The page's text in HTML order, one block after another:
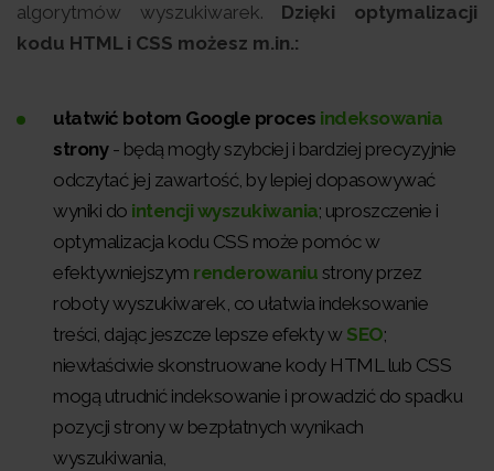
algorytmów wyszukiwarek. Dzięki optymalizacji
kodu HTML i CSS możesz m.in.:
ułatwić botom Google proces indeksowania
strony- będą mogły szybciej i bardziej precyzyjnie
odczytać jej zawartość, by lepiej dopasowywać
wyniki do intencji wyszukiwania; uproszczenie i
optymalizacja kodu CSS może pomóc w
efektywniejszym renderowaniu strony przez
roboty wyszukiwarek, co ułatwia indeksowanie
treści, dając jeszcze lepsze efekty w SEO;
niewłaściwie skonstruowane kody HTML lub CSS
mogą utrudnić indeksowanie i prowadzić do spadku
pozycji strony w bezpłatnych wynikach
wyszukiwania,